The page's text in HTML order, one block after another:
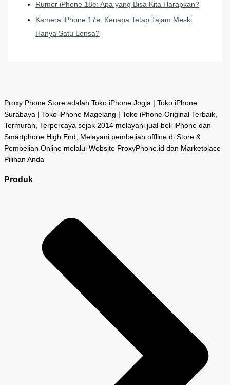
Rumor iPhone 18e: Apa yang Bisa Kita Harapkan?
Kamera iPhone 17e: Kenapa Tetap Tajam Meski
Hanya Satu Lensa?
Proxy Phone Store adalah Toko iPhone Jogja | Toko iPhone
Surabaya | Toko iPhone Magelang | Toko iPhone Original Terbaik,
Termurah, Terpercaya sejak 2014 melayani jual-beli iPhone dan
Smartphone High End, Melayani pembelian offline di Store &
Pembelian Online melalui Website ProxyPhone.id dan Marketplace
Pilihan Anda
Produk